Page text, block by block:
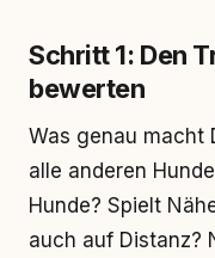
Schritt 1: Den
bewerten
Was genau macht
alle anderen
Hunde? Spielt
auch auf Distanz?